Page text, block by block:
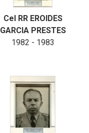
Cel RR EROIDES
GARCIA PRESTES
1982 - 1983